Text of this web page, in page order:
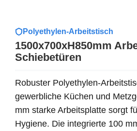
Polyethylen-Arbeitstisch
1500x700xH850mm
Schiebetüren
Robuster Polyethylen-
gewerbliche Küchen und
mm starke Arbeitsplatte sorgt
Hygiene. Die integrierte 100